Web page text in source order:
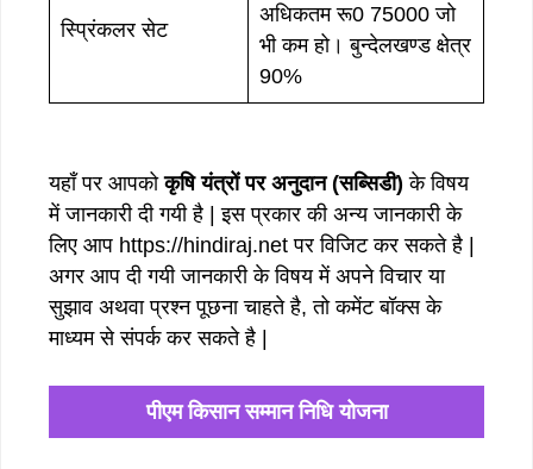
स्प्रिंकलर सेट
अधिकतम रू0 75000 जो
भी कम हो। बुन्देलखण्ड क्षेत्र
90%
यहाँ पर आपकोकृषि यंत्रों पर अनुदान (सब्सिडी) के विषय
में जानकारी दी गयी है | इस प्रकार की अन्य जानकारी के
लिए आप https://hindiraj.net पर विजिट कर सकते है |
अगर आप दी गयी जानकारी के विषय में अपने विचार या
सुझाव अथवा प्रश्न पूछना चाहते है, तो कमेंट बॉक्स के
माध्यम से संपर्क कर सकते है |
पीएम किसान सम्मान निधि योजना